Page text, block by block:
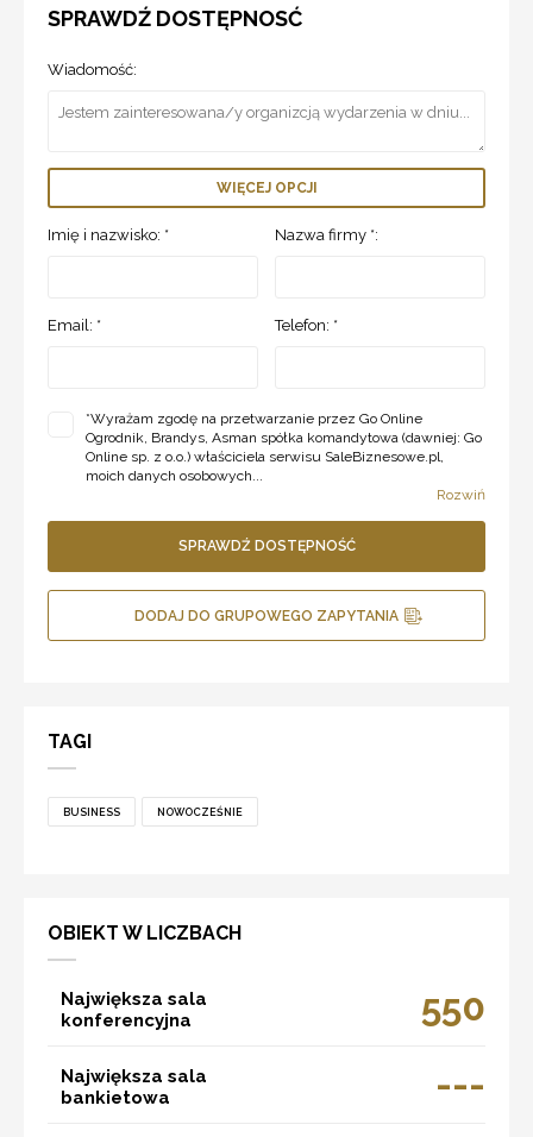
SPRAWDŹ DOSTĘPNOSĆ
Wiadomość:
WIĘCEJ OPCJI
Imię i nazwisko: * Nazwa firmy *:
Email: * Telefon: *
*Wyrażam zgodę na przetwarzanie przez Go Online
Ogrodnik, Brandys, Asman spółka komandytowa (dawniej: Go
Online sp. z o.o.) właściciela serwisu SaleBiznesowe.pl,
moich danych osobowych...
Rozwiń
SPRAWDŹ DOSTĘPNOŚĆ
DODAJ DO GRUPOWEGO ZAPYTANIA
TAGI
BUSINESS NOWOCZEŚNIE
OBIEKT W LICZBACH
Największa sala
konferencyjna
550
Największa sala
bankietowa
---